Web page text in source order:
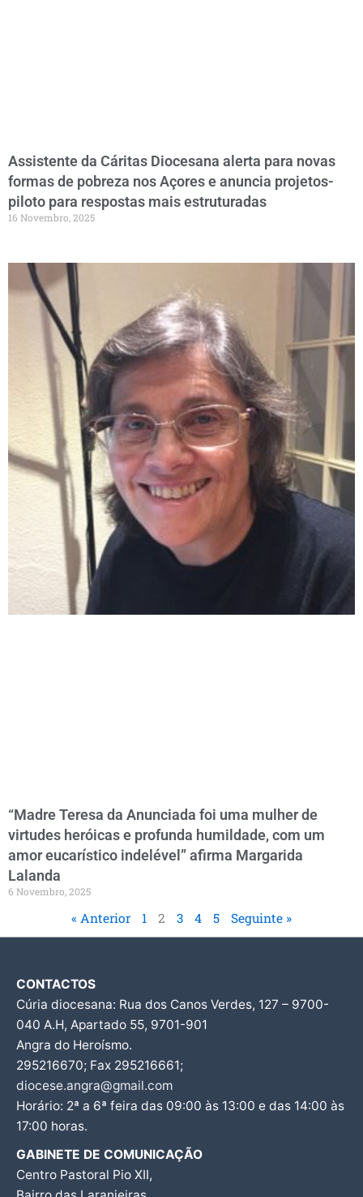
Assistente da Cáritas Diocesana alerta para novas
formas de pobreza nos Açores e anuncia projetos-
piloto para respostas mais estruturadas
16 Novembro, 2025
“Madre Teresa da Anunciada foi uma mulher de
virtudes heróicas e profunda humildade, com um
amor eucarístico indelével” afirma Margarida
Lalanda
6 Novembro, 2025
« Anterior 1 2 3 4 5 Seguinte »
CONTACTOS
Cúria diocesana: Rua dos Canos Verdes, 127 – 9700-
040 A.H, Apartado 55, 9701-901
Angra do Heroísmo.
295216670; Fax 295216661;
diocese.angra@gmail.com
Horário: 2ª a 6ª feira das 09:00 às 13:00 e das 14:00 às
17:00 horas.
GABINETE DE COMUNICAÇÃO
Centro Pastoral Pio XII,